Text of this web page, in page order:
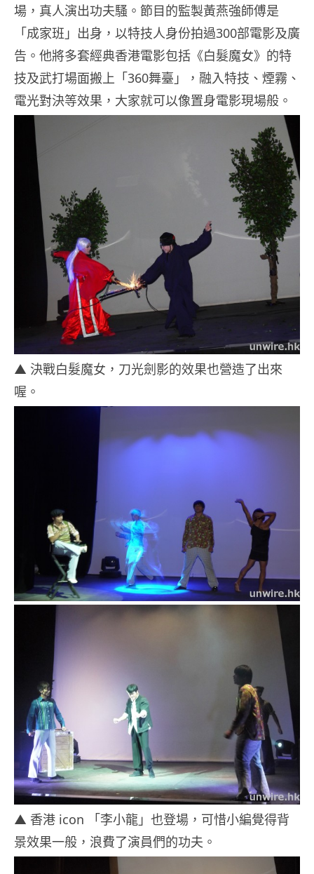
場，真人演出功夫騷。節目的監製黃燕強師傅是
「成家班」出身，以特技人身份拍過300部電影及廣
告。他將多套經典香港電影包括《白髮魔女》的特
技及武打場面搬上「360舞臺」，融入特技、煙霧、
電光對決等效果，大家就可以像置身電影現場般。
▲ 決戰白髮魔女，刀光劍影的效果也營造了出來
喔。
▲ 香港 icon 「李小龍」也登場，可惜小編覺得背
景效果一般，浪費了演員們的功夫。